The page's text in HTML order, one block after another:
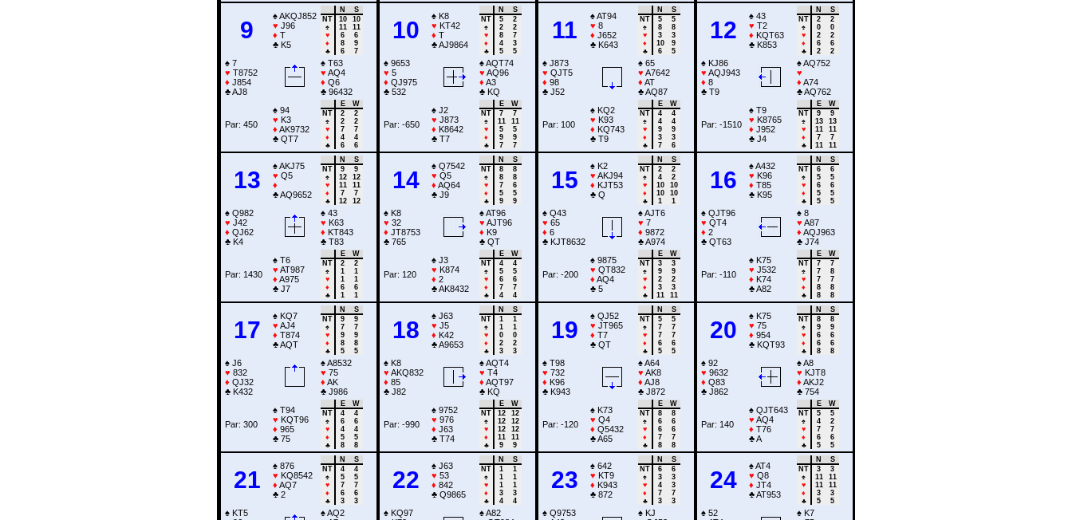
9
♠AKQJ852
♥ J96
♦ T
♣ K5
N
S
NT
10
10
♠
11
11
♥
6
6
♦
8
9
♣
6 7
♠ 7
♥ T8752
♦ J854
♣AJ8
♠ T63
♥ AQ4
♦ Q6
♣ 96432
Par: 450
♠ 94
♥ K3
♦ AK9732
♣ QT7
E
W
NT
2
2
♠
2
2
♥
7
7
♦
4
4
♣
6 6
10
♠ K8
♥ KT42
♦ T
♣AJ9864
N
S
NT
5
2
♠
2
2
♥
8
7
♦
4
3
♣
5 5
♠ 9653
♥ 5
♦ QJ975
♣ 532
♠AQT74
♥ AQ96
♦ A3
♣ KQ
Par: -650
♠ J2
♥ J873
♦ K8642
♣ T7
E
W
NT
7
7
♠
11
11
♥
5
5
♦
9
9
♣
7 7
11
♠AT94
♥ 8
♦ J652
♣ K643
N
S
NT
5
5
♠
8
8
♥
3
3
♦
10
9
♣
6 5
♠ J873
♥ QJT5
♦ 98
♣ J52
♠ 65
♥ A7642
♦ AT
♣AQ87
Par: 100
♠ KQ2
♥ K93
♦ KQ743
♣ T9
E
W
NT
4
4
♠
4
4
♥
9
9
♦
3
3
♣
7 6
12
♠ 43
♥ T2
♦ KQT63
♣ K853
N
S
NT
2
2
♠
0
0
♥
2
2
♦
6
6
♣
2 2
♠ KJ86
♥ AQJ943
♦ 8
♣ T9
♠AQ752
♥
♦ A74
♣AQ762
Par: -1510
♠ T9
♥ K8765
♦ J952
♣ J4
E
W
NT
9
9
♠
13
13
♥
11
11
♦
7
7
♣
11 11
13
♠AKJ75
♥ Q5
♦
♣AQ9652
N
S
NT
9
9
♠
12
12
♥
11
11
♦
7
7
♣
12 12
♠ Q982
♥ J42
♦ QJ62
♣ K4
♠ 43
♥ K63
♦ KT843
♣ T83
Par: 1430
♠ T6
♥ AT987
♦ A975
♣ J7
E
W
NT
2
2
♠
1
1
♥
1
1
♦
6
6
♣
1 1
14
♠ Q7542
♥ Q5
♦ AQ64
♣ J9
N
S
NT
8
8
♠
8
8
♥
7
6
♦
5
5
♣
9 9
♠ K8
♥ 32
♦ JT8753
♣ 765
♠AT96
♥ AJT96
♦ K9
♣ QT
Par: 120
♠ J3
♥ K874
♦ 2
♣AK8432
E
W
NT
4
4
♠
5
5
♥
6
6
♦
7
7
♣
4 4
15
♠ K2
♥ AKJ94
♦ KJT53
♣ Q
N
S
NT
2
2
♠
4
2
♥
10
10
♦
10
10
♣
1 1
♠ Q43
♥ 65
♦ 6
♣ KJT8632
♠AJT6
♥ 7
♦ 9872
♣A974
Par: -200
♠ 9875
♥ QT832
♦ AQ4
♣ 5
E
W
NT
3
3
♠
9
9
♥
2
2
♦
3
3
♣
11 11
16
♠A432
♥ K96
♦ T85
♣ K95
N
S
NT
6
6
♠
5
5
♥
6
6
♦
5
5
♣
5 5
♠ QJT96
♥ QT4
♦ 2
♣ QT63
♠ 8
♥ A87
♦ AQJ963
♣ J74
Par: -110
♠ K75
♥ J532
♦ K74
♣A82
E
W
NT
7
7
♠
7
8
♥
7
7
♦
8
8
♣
8 8
17
♠ KQ7
♥ AJ4
♦ T874
♣AQT
N
S
NT
9
9
♠
7
7
♥
9
9
♦
8
8
♣
5 5
♠ J6
♥ 832
♦ QJ32
♣ K432
♠A8532
♥ 75
♦ AK
♣ J986
Par: 300
♠ T94
♥ KQT96
♦ 965
♣ 75
E
W
NT
4
4
♠
6
6
♥
4
4
♦
5
5
♣
8 8
18
♠ J63
♥ J5
♦ K42
♣A9653
N
S
NT
1
1
♠
1
1
♥
0
0
♦
2
2
♣
3 3
♠ K8
♥ AKQ832
♦ 85
♣ J82
♠AQT4
♥ T4
♦ AQT97
♣ KQ
Par: -990
♠ 9752
♥ 976
♦ J63
♣ T74
E
W
NT
12
12
♠
12
12
♥
12
12
♦
11
11
♣
9 9
19
♠ QJ52
♥ JT965
♦ T7
♣ QT
N
S
NT
5
5
♠
7
7
♥
7
7
♦
6
6
♣
5 5
♠ T98
♥ 732
♦ K96
♣ K943
♠A64
♥ AK8
♦ AJ8
♣ J872
Par: -120
♠ K73
♥ Q4
♦ Q5432
♣A65
E
W
NT
8
8
♠
6
6
♥
6
6
♦
7
7
♣
8 8
20
♠ K75
♥ 75
♦ 954
♣ KQT93
N
S
NT
8
8
♠
9
9
♥
6
6
♦
6
6
♣
8 8
♠ 92
♥ 9632
♦ Q83
♣ J862
♠A8
♥ KJT8
♦ AKJ2
♣ 754
Par: 140
♠ QJT643
♥ AQ4
♦ T76
♣A
E
W
NT
5
5
♠
4
2
♥
7
7
♦
6
6
♣
5 5
21
♠ 876
♥ KQ8542
♦ AQ7
♣ 2
N
S
NT
4
4
♠
5
5
♥
7
7
♦
6
6
♣
3 3
♠ KT5
♠AQ2
22
♠ J63
♥ 53
♦ 842
♣ Q9865
N
S
NT
1
1
♠
1
1
♥
1
1
♦
3
3
♣
4 4
♠ KQ97
♠A82
23
♠ 642
♥ KT9
♦ K943
♣ 872
N
S
NT
6
6
♠
3
3
♥
4
3
♦
7
7
♣
3 3
♠ Q9753
♠ KJ
24
♠AT4
♥ Q8
♦ JT4
♣AT953
N
S
NT
3
3
♠
11
11
♥
11
11
♦
3
3
♣
5 5
♠ 52
♠ K7